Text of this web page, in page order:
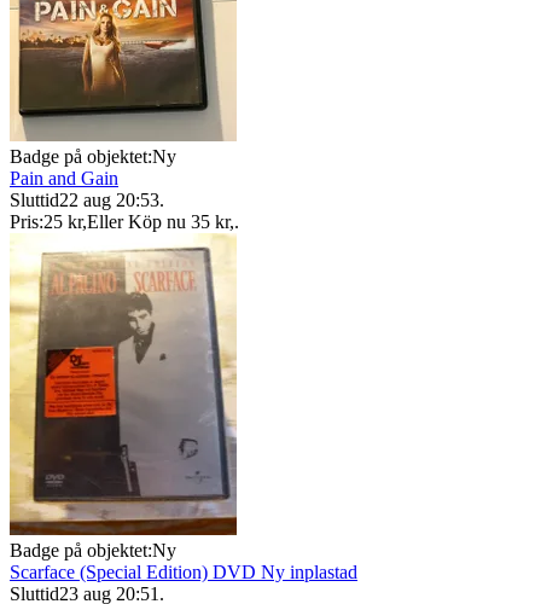
Badge på objektet:Ny
Pain and Gain
Sluttid22 aug 20:53.
Pris:25 kr,Eller Köp nu 35 kr,.
Badge på objektet:Ny
Scarface (Special Edition) DVD Ny inplastad
Sluttid23 aug 20:51 .